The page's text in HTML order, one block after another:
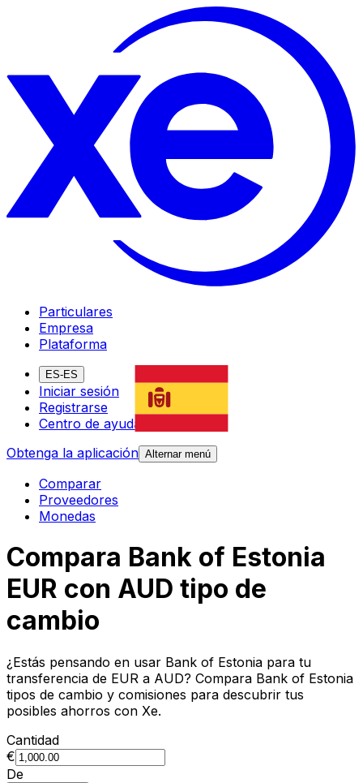
Particulares
Empresa
Plataforma
ES-ES
Iniciar sesión
Registrarse
Centro de ayuda
Obtenga la aplicación Alternar menú
Comparar
Proveedores
Monedas
Compara Bank of Estonia
EUR con AUD tipo de
cambio
¿Estás pensando en usar Bank of Estonia para tu
transferencia de EUR a AUD? Compara Bank of Estonia
tipos de cambio y comisiones para descubrir tus
posibles ahorros con Xe.
Cantidad
€
De